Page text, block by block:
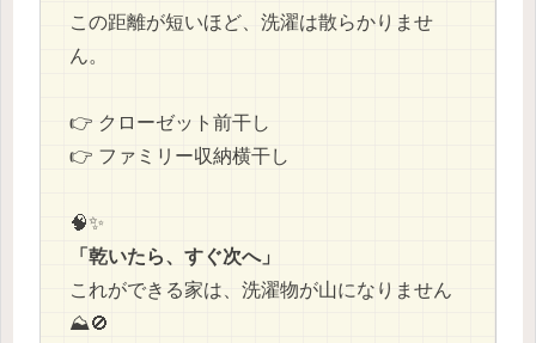
この距離が短いほど、洗濯は散らかりませ
ん。
👉 クローゼット前干し
👉 ファミリー収納横干し
🧠✨
「乾いたら、すぐ次へ」
これができる家は、洗濯物が山になりません
⛰️🚫